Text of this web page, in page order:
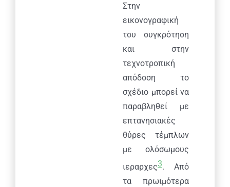
Στην
εικονογραφική
του συγκρότηση
και στην
τεχνοτροπική
απόδοση το
σχέδιο μπορεί να
παραβληθεί με
επτανησιακές
θύρες τέμπλων
με ολόσωμους
ιεραρχες3. Από
τα πρωιμότερα